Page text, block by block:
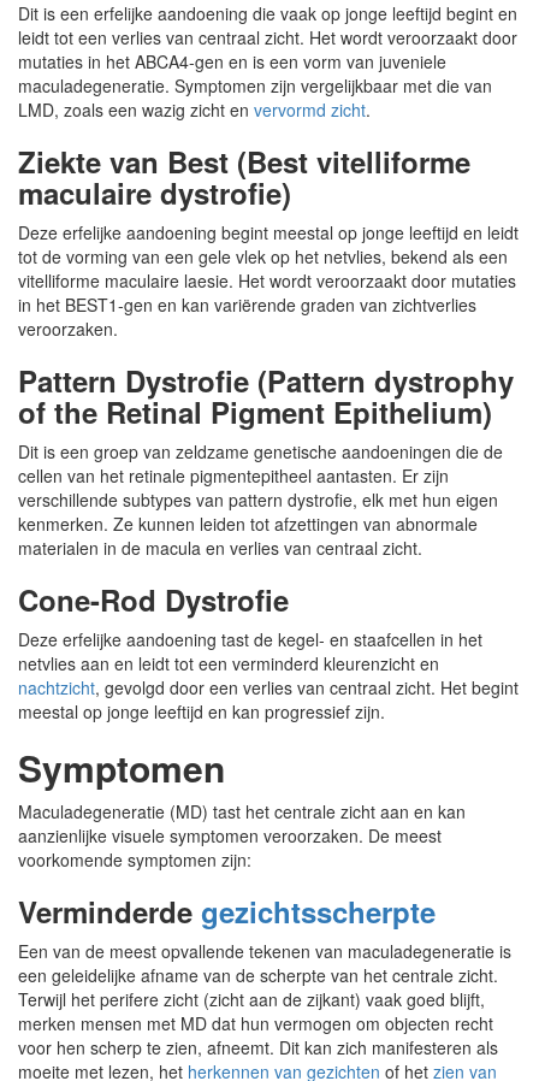
Dit is een erfelijke aandoening die vaak op jonge leeftijd begint en
leidt tot een verlies van centraal zicht. Het wordt veroorzaakt door
mutaties in het ABCA4-gen en is een vorm van juveniele
maculadegeneratie. Symptomen zijn vergelijkbaar met die van
LMD, zoals een wazig zicht en vervormd zicht.
Ziekte van Best (Best vitelliforme
maculaire dystrofie)
Deze erfelijke aandoening begint meestal op jonge leeftijd en leidt
tot de vorming van een gele vlek op het netvlies, bekend als een
vitelliforme maculaire laesie. Het wordt veroorzaakt door mutaties
in het BEST1-gen en kan variërende graden van zichtverlies
veroorzaken.
Pattern Dystrofie (Pattern dystrophy
of the Retinal Pigment Epithelium)
Dit is een groep van zeldzame genetische aandoeningen die de
cellen van het retinale pigmentepitheel aantasten. Er zijn
verschillende subtypes van pattern dystrofie, elk met hun eigen
kenmerken. Ze kunnen leiden tot afzettingen van abnormale
materialen in de macula en verlies van centraal zicht.
Cone-Rod Dystrofie
Deze erfelijke aandoening tast de kegel- en staafcellen in het
netvlies aan en leidt tot een verminderd kleurenzicht en
nachtzicht, gevolgd door een verlies van centraal zicht. Het begint
meestal op jonge leeftijd en kan progressief zijn.
Symptomen
Maculadegeneratie (MD) tast het centrale zicht aan en kan
aanzienlijke visuele symptomen veroorzaken. De meest
voorkomende symptomen zijn:
Verminderde gezichtsscherpte
Een van de meest opvallende tekenen van maculadegeneratie is
een geleidelijke afname van de scherpte van het centrale zicht.
Terwijl het perifere zicht (zicht aan de zijkant) vaak goed blijft,
merken mensen met MD dat hun vermogen om objecten recht
voor hen scherp te zien, afneemt. Dit kan zich manifesteren als
moeite met lezen, het herkennen van gezichten of het zien van